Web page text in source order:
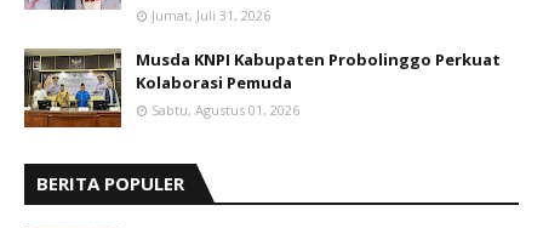
Jumat, Juli 31, 2026
Musda KNPI Kabupaten Probolinggo Perkuat
Kolaborasi Pemuda
Sabtu, Agustus 01, 2026
BERITA POPULER